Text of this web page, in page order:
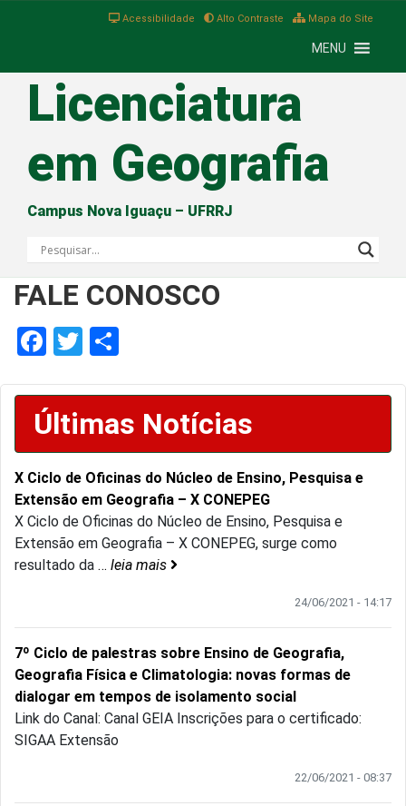
Mapa do Site
Alto Contraste
Acessibilidade
MENU
Licenciatura
em Geografia
Campus Nova Iguaçu – UFRRJ
FALE CONOSCO
Facebook
Twitter
Últimas Notícias
X Ciclo de Oficinas do Núcleo de Ensino, Pesquisa e
Extensão em Geografia – X CONEPEG
X Ciclo de Oficinas do Núcleo de Ensino, Pesquisa e
Extensão em Geografia – X CONEPEG, surge como
resultado da … leia mais
24/06/2021 - 14:17
7º Ciclo de palestras sobre Ensino de Geografia,
Geografia Física e Climatologia: novas formas de
dialogar em tempos de isolamento social
Link do Canal: Canal GEIA Inscrições para o certificado:
SIGAA Extensão
22/06/2021 - 08:37